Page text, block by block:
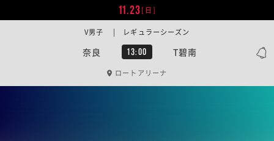
11.23[日]
奈良 13:00 T碧南
V男子 | レギュラーシーズン
ロートアリーナ